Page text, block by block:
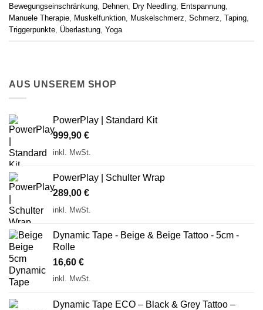
Bewegungseinschränkung, Dehnen, Dry Needling, Entspannung,
Manuele Therapie, Muskelfunktion, Muskelschmerz, Schmerz, Taping,
Triggerpunkte, Überlastung, Yoga
AUS UNSEREM SHOP
PowerPlay | Standard Kit
999,90 €
inkl. MwSt.
PowerPlay | Schulter Wrap
289,00 €
inkl. MwSt.
Dynamic Tape - Beige & Beige Tattoo - 5cm -
Rolle
16,60 €
inkl. MwSt.
Dynamic Tape ECO – Black & Grey Tattoo –